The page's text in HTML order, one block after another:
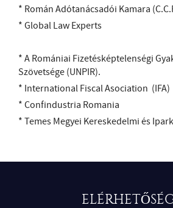
* Román Adótanácsadói Kamara
* Global Law Experts
* A Romániai Fizetésképtelenségi
Szövetsége (UNPIR).
* International Fiscal Asociation (IFA)
* Confindustria Romania
* Temes Megyei Kereskedelmi és